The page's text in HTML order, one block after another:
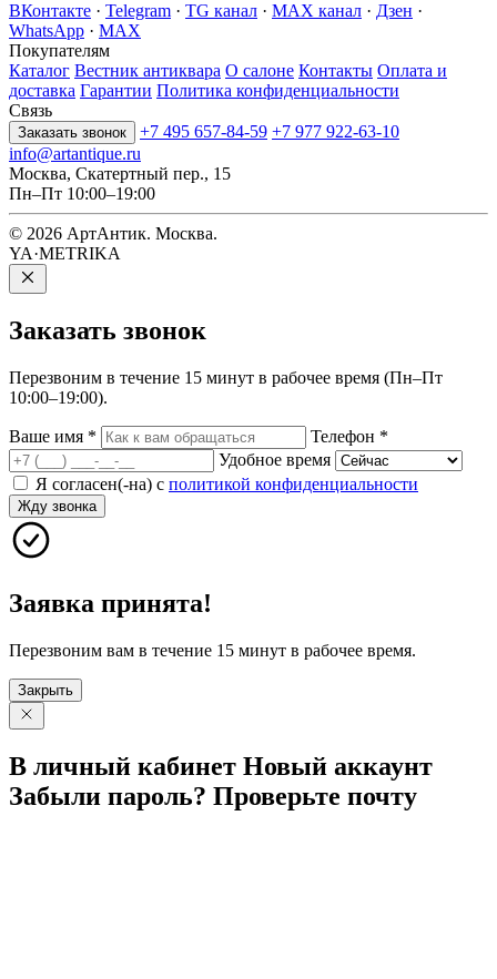
ВКонтакте · Telegram · TG канал · MAX канал · Дзен ·
WhatsApp · MAX
Покупателям
Каталог Вестник антиквара О салоне Контакты Оплата и
доставка Гарантии Политика конфиденциальности
Связь
Заказать звонок +7 495 657-84-59 +7 977 922-63-10
info@artantique.ru
Москва, Скатертный пер., 15
Пн–Пт 10:00–19:00
© 2026 АртАнтик. Москва.
YA·METRIKA
Заказать звонок
Перезвоним в течение 15 минут в рабочее время (Пн–Пт
10:00–19:00).
Ваше имя * Телефон *
Удобное время
Я согласен(-на) с политикой конфиденциальности
Жду звонка
Заявка принята!
Перезвоним вам в течение 15 минут в рабочее время.
Закрыть
В личный кабинет Новый аккаунт
Забыли пароль? Проверьте почту